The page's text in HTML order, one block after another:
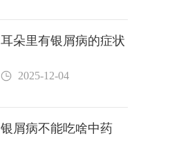
耳朵里有银屑病的症状
2025-12-04
银屑病不能吃啥中药